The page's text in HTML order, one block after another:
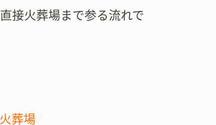
接火葬場まで参る流れで
葬場